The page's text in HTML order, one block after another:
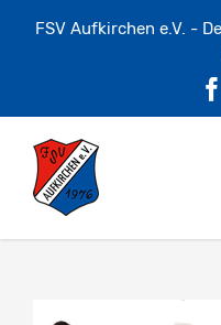
FSV Aufkirchen e.V. -